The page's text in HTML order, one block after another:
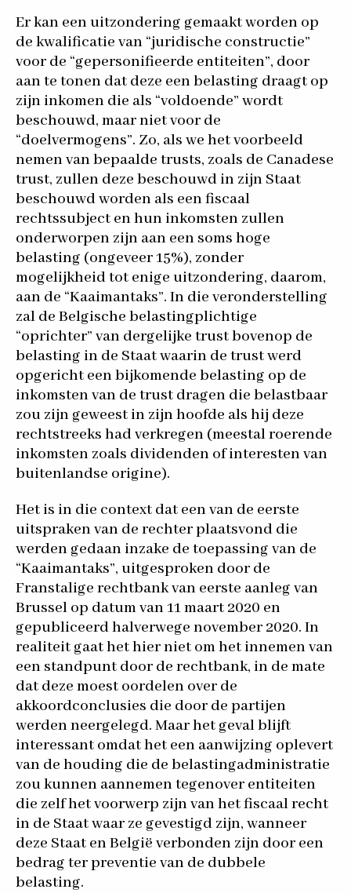
Er kan een uitzondering gemaakt worden op
de kwalificatie van “juridische constructie”
voor de “gepersonifieerde entiteiten”, door
aan te tonen dat deze een belasting draagt op
zijn inkomen die als “voldoende” wordt
beschouwd, maar niet voor de
“doelvermogens”. Zo, als we het voorbeeld
nemen van bepaalde trusts, zoals de Canadese
trust, zullen deze beschouwd in zijn Staat
beschouwd worden als een fiscaal
rechtssubject en hun inkomsten zullen
onderworpen zijn aan een soms hoge
belasting (ongeveer 15%), zonder
mogelijkheid tot enige uitzondering, daarom,
aan de “Kaaimantaks”. In die veronderstelling
zal de Belgische belastingplichtige
“oprichter” van dergelijke trust bovenop de
belasting in de Staat waarin de trust werd
opgericht een bijkomende belasting op de
inkomsten van de trust dragen die belastbaar
zou zijn geweest in zijn hoofde als hij deze
rechtstreeks had verkregen (meestal roerende
inkomsten zoals dividenden of interesten van
buitenlandse origine).
Het is in die context dat een van de eerste
uitspraken van de rechter plaatsvond die
werden gedaan inzake de toepassing van de
“Kaaimantaks”, uitgesproken door de
Franstalige rechtbank van eerste aanleg van
Brussel op datum van 11 maart 2020 en
gepubliceerd halverwege november 2020. In
realiteit gaat het hier niet om het innemen van
een standpunt door de rechtbank, in de mate
dat deze moest oordelen over de
akkoordconclusies die door de partijen
werden neergelegd. Maar het geval blijft
interessant omdat het een aanwijzing oplevert
van de houding die de belastingadministratie
zou kunnen aannemen tegenover entiteiten
die zelf het voorwerp zijn van het fiscaal recht
in de Staat waar ze gevestigd zijn, wanneer
deze Staat en België verbonden zijn door een
bedrag ter preventie van de dubbele
belasting.